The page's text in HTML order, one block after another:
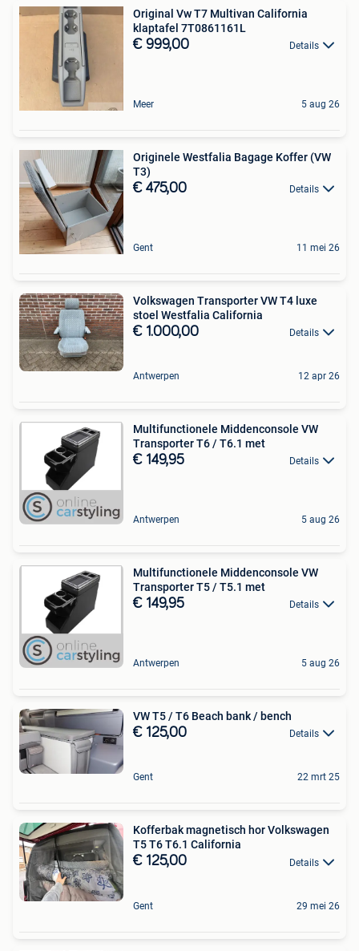
Original Vw T7 Multivan California
klaptafel 7T0861161L
€ 999,00 Details
Meer 5 aug 26
Originele Westfalia Bagage Koffer (VW
T3)
€ 475,00 Details
Gent 11 mei 26
Volkswagen Transporter VW T4 luxe
stoel Westfalia California
€ 1.000,00 Details
Antwerpen 12 apr 26
Multifunctionele Middenconsole VW
Transporter T6 / T6.1 met
€ 149,95 Details
Antwerpen 5 aug 26
Multifunctionele Middenconsole VW
Transporter T5 / T5.1 met
€ 149,95 Details
Antwerpen 5 aug 26
VW T5 / T6 Beach bank / bench
€ 125,00 Details
Gent 22 mrt 25
Kofferbak magnetisch hor Volkswagen
T5 T6 T6.1 California
€ 125,00 Details
Gent 29 mei 26